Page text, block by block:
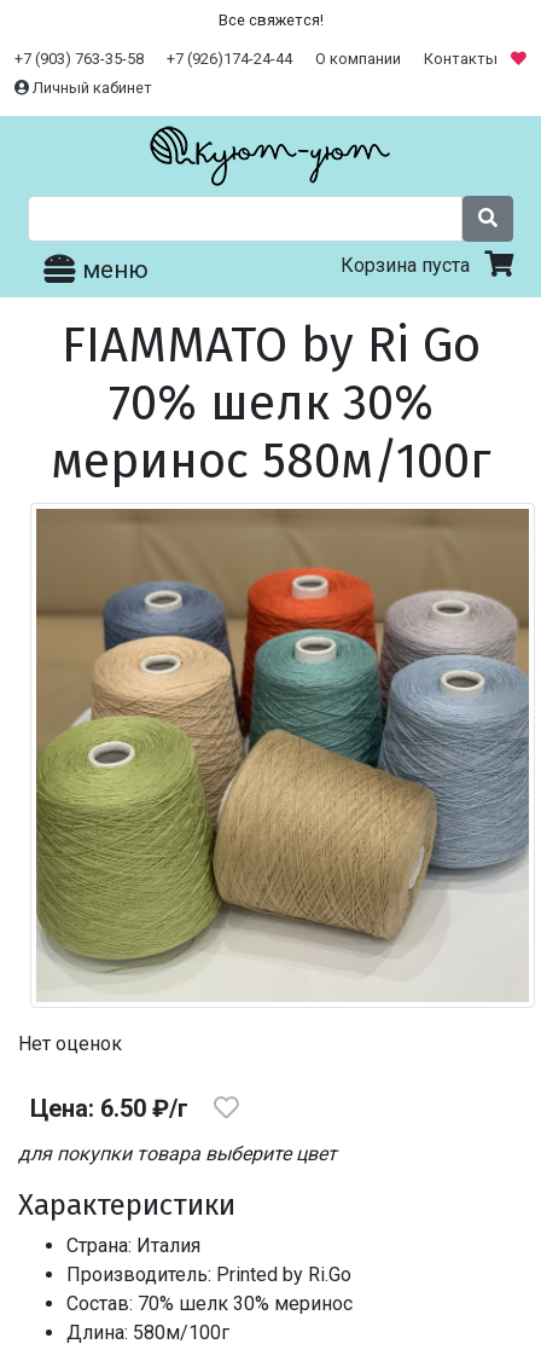
Все свяжется!
+7 (903) 763-35-58 +7 (926)174-24-44 О компании
Контакты
Личный кабинет
меню Корзина пуста
FIAMMATO by Ri Go
70% шелк 30%
меринос 580м/100г
Нет оценок
Цена: 6.50 ₽/г
для покупки товара выберите цвет
Характеристики
Страна: Италия
Производитель: Printed by Ri.Go
Состав: 70% шелк 30% меринос
Длина: 580м/100г